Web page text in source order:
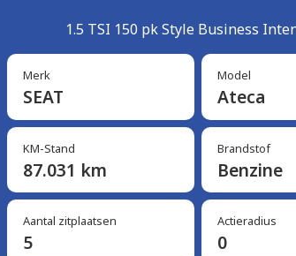
1.5 TSI 150 pk Style Business
Merk
SEAT
Model
Ateca
KM-Stand
87.031 km
Brandstof
Benzine
Aantal zitplaatsen
5
Actieradius
0